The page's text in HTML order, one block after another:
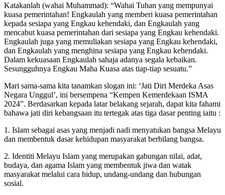
Katakanlah (wahai Muhammad): “Wahai Tuhan yang mempunyai
kuasa pemerintahan! Engkaulah yang memberi kuasa pemerintahan
kepada sesiapa yang Engkau kehendaki, dan Engkaulah yang
mencabut kuasa pemerintahan dari sesiapa yang Engkau kehendaki.
Engkaulah juga yang memuliakan sesiapa yang Engkau kehendaki,
dan Engkaulah yang menghina sesiapa yang Engkau kehendaki.
Dalam kekuasaan Engkaulah sahaja adanya segala kebaikan.
Sesungguhnya Engkau Maha Kuasa atas tiap-tiap sesuatu.”
Mari sama-sama kita tanamkan slogan ini: ‘Jati Diri Merdeka Asas
Negara Unggul’, ini bersempena “Kempen Kemerdekaan ISMA
2024”. Berdasarkan kepada latar belakang sejarah, dapat kita fahami
bahawa jati diri kebangsaan itu tertegak atas tiga dasar penting iaitu :
1. Islam sebagai asas yang menjadi nadi menyatukan bangsa Melayu
dan membentuk dasar kehidupan masyarakat berbilang bangsa.
2. Identiti Melayu Islam yang merupakan gabungan nilai, adat,
budaya, dan agama Islam yang membentuk jiwa dan watak
masyarakat melalui cara hidup, undang-undang dan hubungan
sosial.